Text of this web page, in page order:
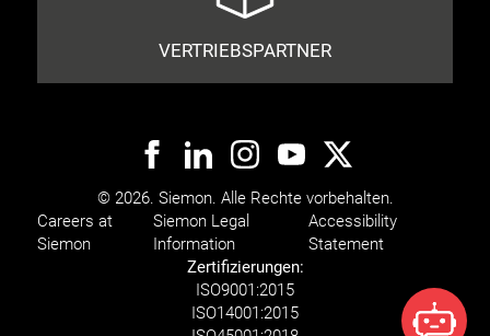
VERTRIEBSPARTNER
© 2026. Siemon. Alle Rechte vorbehalten.
Careers at
Siemon
Siemon Legal
Information
Accessibility
Statement
Zertifizierungen:
ISO9001:2015
ISO14001:2015